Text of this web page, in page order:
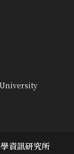
資訊研究所